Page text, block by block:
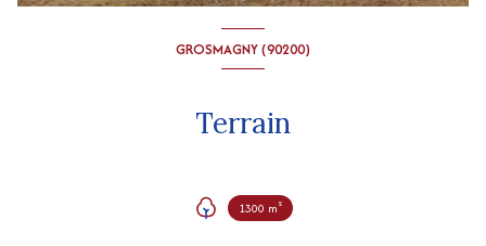
GROSMAGNY (90200)
Terrain
1300 m²